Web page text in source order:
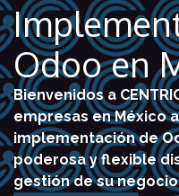
Odoo en
Bienvenidos a
empresas en México
implementación de
poderosa y flexible
gestión de su